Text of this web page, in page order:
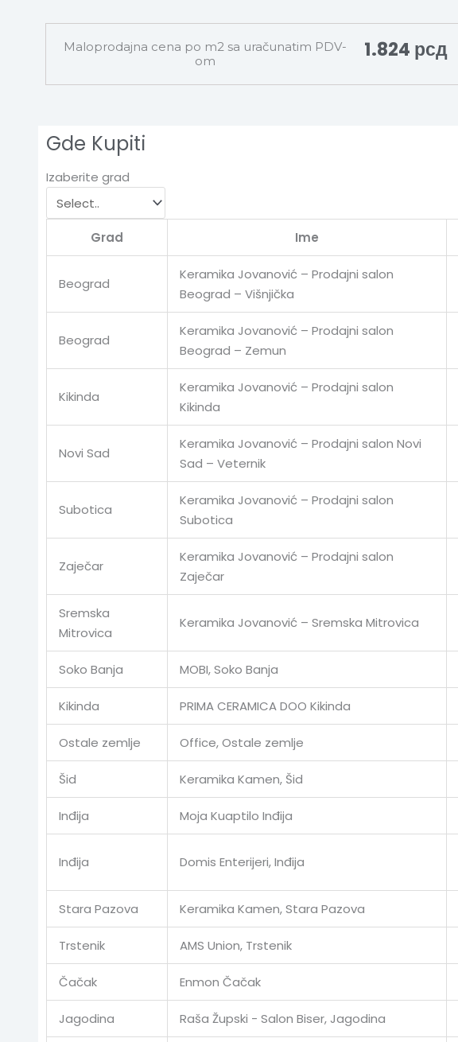
Maloprodajna cena po m2 sa uračunatim PDV-
om
1.824 рсд
Gde Kupiti
Izaberite grad
Grad Ime
Beograd
Keramika Jovanović – Prodajni salon
Beograd – Višnjička
Beograd
Keramika Jovanović – Prodajni salon
Beograd – Zemun
Kikinda
Keramika Jovanović – Prodajni salon
Kikinda
Novi Sad
Keramika Jovanović – Prodajni salon Novi
Sad – Veternik
Subotica
Keramika Jovanović – Prodajni salon
Subotica
Zaječar
Keramika Jovanović – Prodajni salon
Zaječar
Sremska
Mitrovica
Keramika Jovanović – Sremska Mitrovica
Soko Banja MOBI, Soko Banja
Kikinda PRIMA CERAMICA DOO Kikinda
Ostale zemlje Office, Ostale zemlje
Šid Keramika Kamen, Šid
Inđija Moja Kuaptilo Inđija
Inđija Domis Enterijeri, Inđija
Stara Pazova Keramika Kamen, Stara Pazova
Trstenik AMS Union, Trstenik
Čačak Enmon Čačak
Jagodina Raša Župski - Salon Biser, Jagodina